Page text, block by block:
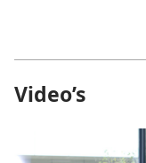
Video’s